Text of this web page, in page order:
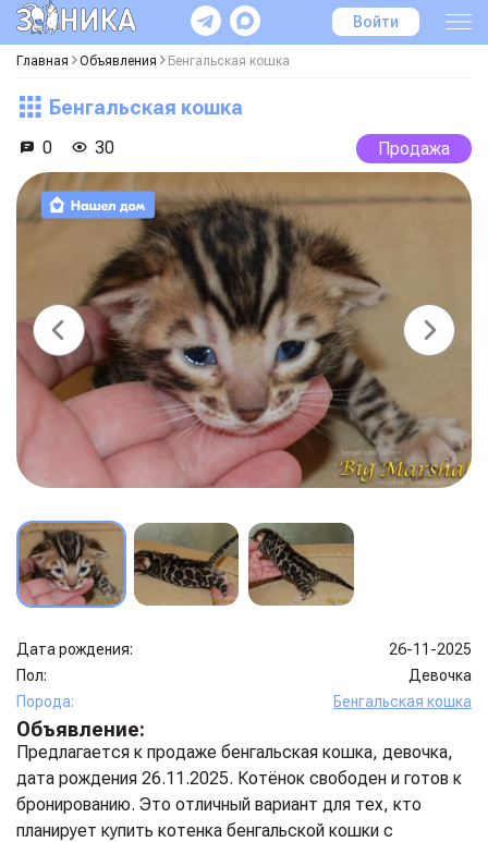
Войти
Главная Объявления Бенгальская кошка
Бенгальская кошка
0 30 Продажа
Дата рождения:
26-11-2025
Пол:
Девочка
Порода:
Бенгальская кошка
Объявление:
Предлагается к продаже бенгальская кошка, девочка,
дата рождения 26.11.2025. Котёнок свободен и готов к
бронированию. Это отличный вариант для тех, кто
планирует купить котенка бенгальской кошки с